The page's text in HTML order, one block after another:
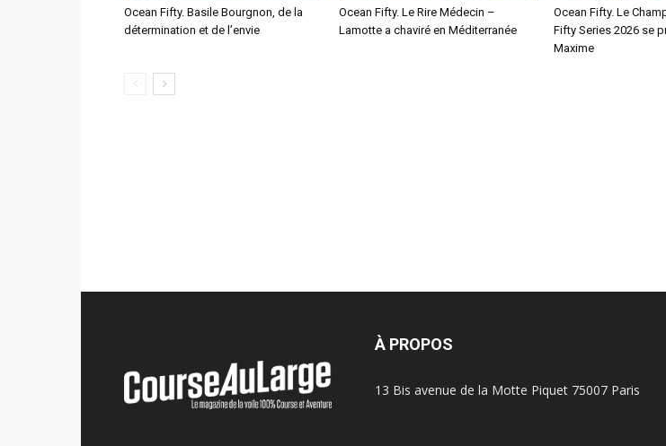
Ocean Fifty. Basile Bourgnon, de la
détermination et de l’envie
Ocean Fifty. Le Rire Médecin –
Lamotte a chaviré en Méditerranée
Ocean Fifty. Le
Fifty Series 2026 se
Maxime
À PROPOS
13 Bis avenue de la Motte Piquet 75007 Paris